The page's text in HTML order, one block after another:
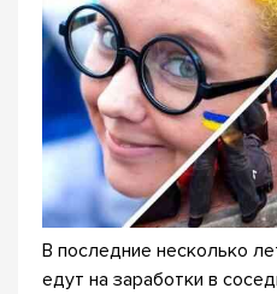
В последние несколько
едут на заработки в